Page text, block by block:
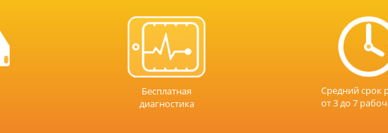
Бесплатная
диагностика
Средний срок
от 3 до 7